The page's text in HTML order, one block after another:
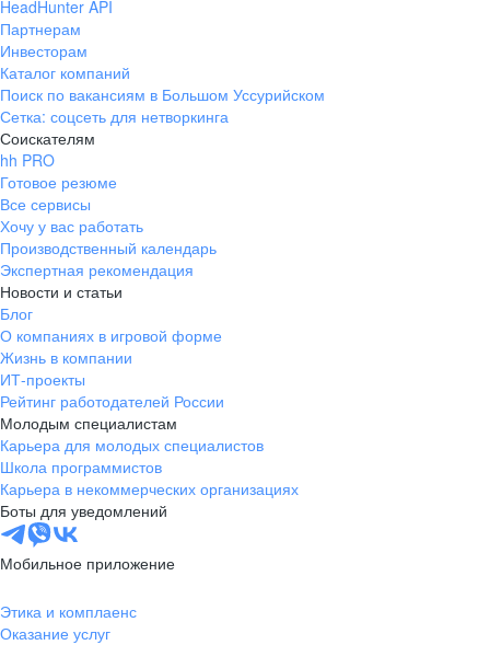
HeadHunter API
Партнерам
Инвесторам
Каталог компаний
Поиск по вакансиям в Большом Уссурийском
Сетка: соцсеть для нетворкинга
Соискателям
hh PRO
Готовое резюме
Все сервисы
Хочу у вас работать
Производственный календарь
Экспертная рекомендация
Новости и статьи
Блог
О компаниях в игровой форме
Жизнь в компании
ИТ-проекты
Рейтинг работодателей России
Молодым специалистам
Карьера для молодых специалистов
Школа программистов
Карьера в некоммерческих организациях
Боты для уведомлений
Мобильное приложение
Этика и комплаенс
Оказание услуг